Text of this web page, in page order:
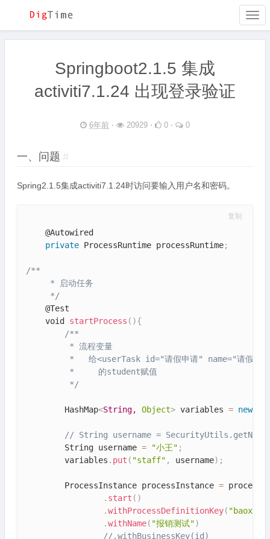
Springboot2.1.5 集成
activiti7.1.24 出现登录验证
6年前 ⋅ 20929 ⋅ 0 ⋅ 0
一、问题 #
Spring2.1.5集成activiti7.1.24时访问要输入用户名和密码。
    @Autowired
private ProcessRuntime processRuntime;
/**
     * 启动任务
     */
    @Test
    void
startProcess ( ){
/**
         * 流程变量
*   给<userTask id="请假申请" name="请假
         *     的student赋值
         */
        HashMap
<String, Object> variables = new
// String username =
        String username
= "小王" ;
        variables
. put ( "staff" , username) ;
        ProcessInstance processInstance
=
. start ( )
.withProcessDefinitionKey(
.withName( "报销测试")
//.withBusinessKey(id)
复制